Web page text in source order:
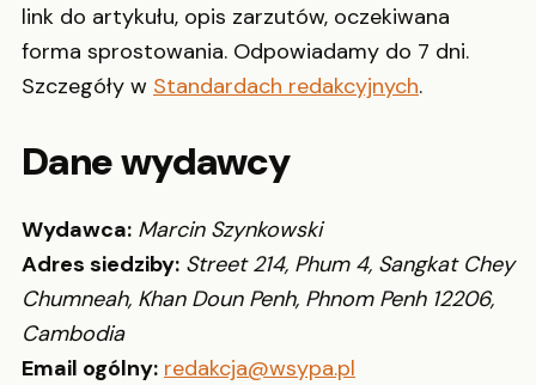
link do artykułu, opis zarzutów, oczekiwana
forma sprostowania. Odpowiadamy do 7 dni.
Szczegóły w Standardach redakcyjnych.
Dane wydawcy
Wydawca: Marcin Szynkowski
Adres siedziby: Street 214, Phum 4, Sangkat Chey
Chumneah, Khan Doun Penh, Phnom Penh 12206,
Cambodia
Email ogólny: redakcja@wsypa.pl